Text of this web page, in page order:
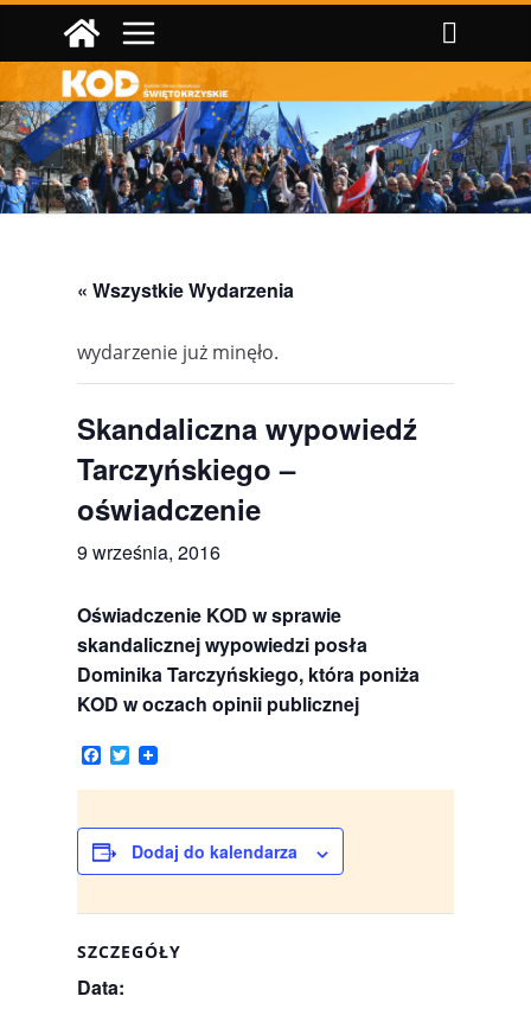
« Wszystkie Wydarzenia
wydarzenie już minęło.
Skandaliczna wypowiedź
Tarczyńskiego –
oświadczenie
9 września, 2016
Oświadczenie KOD w sprawie
skandalicznej wypowiedzi posła
Dominika Tarczyńskiego, która poniża
KOD w oczach opinii publicznej
F
a
c
b
o
o
T
w
i
t
e
r
Dodaj do kalendarza
SZCZEGÓŁY
Data: